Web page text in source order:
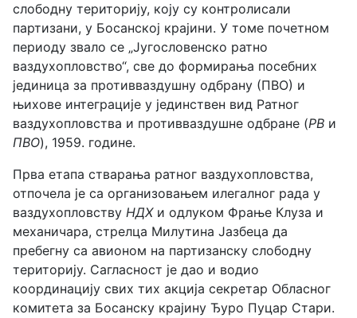
слободну територију, коју су контролисали
партизани, у Босанској крајини. У томе почетном
периоду звало се „Југословенско ратно
ваздухопловство“, све до формирања посебних
јединица за противваздушну одбрану (ПВО) и
њихове интеграције у јединствен вид Ратног
ваздухопловства и противваздушне одбране (РВ и
ПВО), 1959. године.
Прва етапа стварања ратног ваздухопловства,
отпочела је са организовањем илегалног рада у
ваздухопловству НДХи одлуком Фрање Клуза и
механичара, стрелца Милутина Јазбеца да
пребегну са авионом на партизанску слободну
територију. Сагласност је дао и водио
координацију свих тих акција секретар Обласног
комитета за Босанску крајину Ђуро Пуцар Стари.